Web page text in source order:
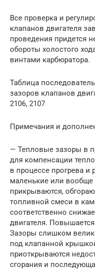
Все проверка и
клапанов двигателя
проведения придется
обороты холостого
винтами карбюратора.
Таблица
зазоров клапанов
2106, 2107
Примечания и
— Тепловые зазоры в
для компенсации
в процессе прогрева и
маленькие или вообще
прикрываются,
топливной смеси в
соответственно
двигателя.
Зазоры слишком
под клапанной
приоткрываются
сгорания и